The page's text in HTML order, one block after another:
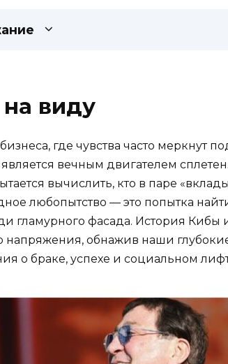
виду
где чувства часто меркнут
вечным двигателем
вычислить, кто в паре
любопытство — это попытка
гламурного фасада. История Кибы
напряжения, обнажив наши
о браке, успехе и социальном